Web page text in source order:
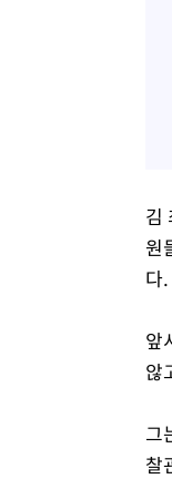
김
원
다.
앞
않
그
찰